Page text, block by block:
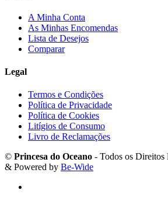
A Minha Conta
As Minhas Encomendas
Lista de Desejos
Comparar
Legal
Termos e Condições
Política de Privacidade
Política de Cookies
Litígios de Consumo
Livro de Reclamações
© Princesa do Oceano - Todos os Direitos
& Powered by Be-Wide